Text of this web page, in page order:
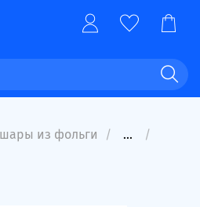
из фольги
...